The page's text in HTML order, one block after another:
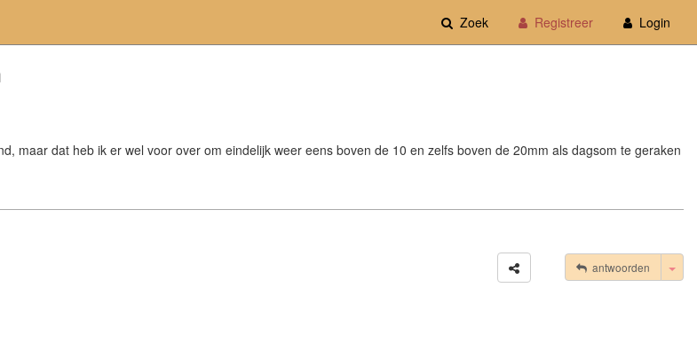
Zoek Registreer Login
maar dat heb ik er wel voor over om eindelijk weer eens boven de 10 en zelfs boven de 20mm als dagsom te geraken
antwoorden